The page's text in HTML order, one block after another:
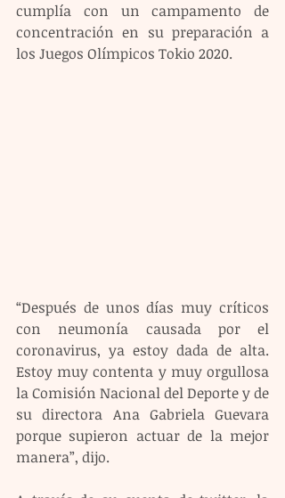
cumplía con un campamento de
concentración en su preparación a
los Juegos Olímpicos Tokio 2020.
“Después de unos días muy críticos
con neumonía causada por el
coronavirus, ya estoy dada de alta.
Estoy muy contenta y muy orgullosa
la Comisión Nacional del Deporte y de
su directora Ana Gabriela Guevara
porque supieron actuar de la mejor
manera”, dijo.